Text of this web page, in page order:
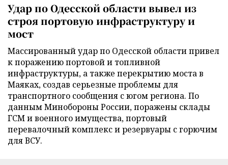
Удар по Одесской области вывел из
строя портовую инфраструктуру и
мост
Массированный удар по Одесской области привел
к поражению портовой и топливной
инфраструктуры, а также перекрытию моста в
Маяках, создав серьезные проблемы для
транспортного сообщения с югом региона. По
данным Минобороны России, поражены склады
ГСМ и военного имущества, портовый
перевалочный комплекс и резервуары с горючим
для ВСУ.